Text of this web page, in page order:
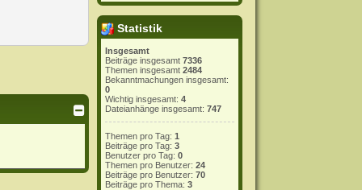
Statistik
Insgesamt
Beiträge insgesamt7336
Themen insgesamt2484
Bekanntmachungen insgesamt:
0
Wichtig insgesamt:4
Dateianhänge insgesamt:747
Themen pro Tag:1
Beiträge pro Tag:3
Benutzer pro Tag:0
Themen pro Benutzer:24
Beiträge pro Benutzer:70
Beiträge pro Thema:3